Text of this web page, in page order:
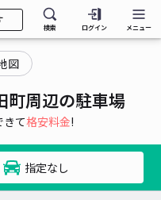
検索 ログイン メニュー
図
町周辺の駐車場
きて格安料金!
指定なし